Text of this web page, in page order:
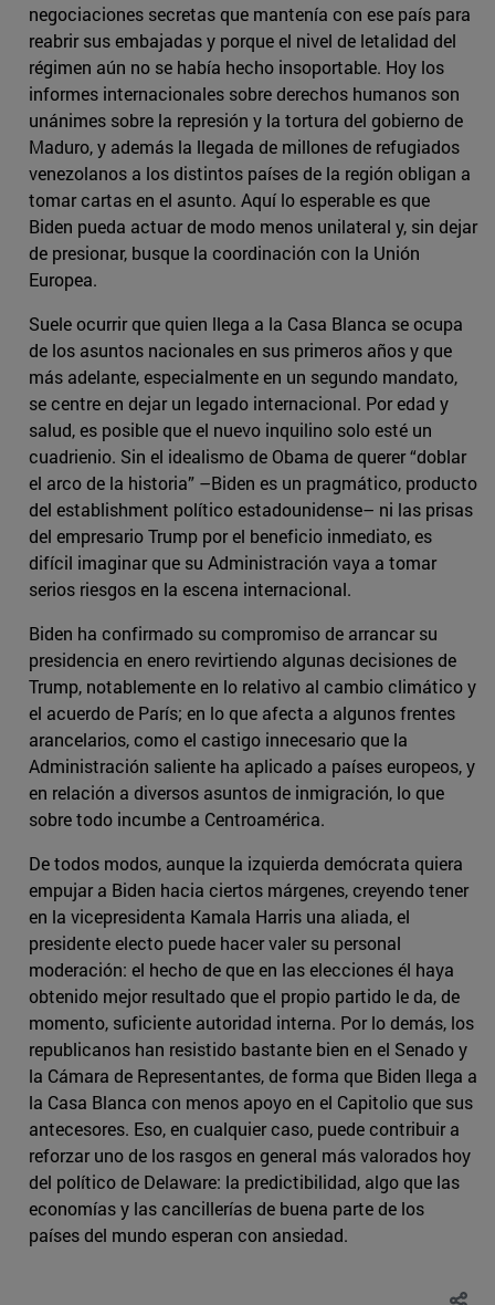
negociaciones secretas que mantenía con ese país para
reabrir sus embajadas y porque el nivel de letalidad del
régimen aún no se había hecho insoportable. Hoy los
informes internacionales sobre derechos humanos son
unánimes sobre la represión y la tortura del gobierno de
Maduro, y además la llegada de millones de refugiados
venezolanos a los distintos países de la región obligan a
tomar cartas en el asunto. Aquí lo esperable es que
Biden pueda actuar de modo menos unilateral y, sin dejar
de presionar, busque la coordinación con la Unión
Europea.
Suele ocurrir que quien llega a la Casa Blanca se ocupa
de los asuntos nacionales en sus primeros años y que
más adelante, especialmente en un segundo mandato,
se centre en dejar un legado internacional. Por edad y
salud, es posible que el nuevo inquilino solo esté un
cuadrienio. Sin el idealismo de Obama de querer “doblar
el arco de la historia” –Biden es un pragmático, producto
del establishment político estadounidense– ni las prisas
del empresario Trump por el beneficio inmediato, es
difícil imaginar que su Administración vaya a tomar
serios riesgos en la escena internacional.
Biden ha confirmado su compromiso de arrancar su
presidencia en enero revirtiendo algunas decisiones de
Trump, notablemente en lo relativo al cambio climático y
el acuerdo de París; en lo que afecta a algunos frentes
arancelarios, como el castigo innecesario que la
Administración saliente ha aplicado a países europeos, y
en relación a diversos asuntos de inmigración, lo que
sobre todo incumbe a Centroamérica.
De todos modos, aunque la izquierda demócrata quiera
empujar a Biden hacia ciertos márgenes, creyendo tener
en la vicepresidenta Kamala Harris una aliada, el
presidente electo puede hacer valer su personal
moderación: el hecho de que en las elecciones él haya
obtenido mejor resultado que el propio partido le da, de
momento, suficiente autoridad interna. Por lo demás, los
republicanos han resistido bastante bien en el Senado y
la Cámara de Representantes, de forma que Biden llega a
la Casa Blanca con menos apoyo en el Capitolio que sus
antecesores. Eso, en cualquier caso, puede contribuir a
reforzar uno de los rasgos en general más valorados hoy
del político de Delaware: la predictibilidad, algo que las
economías y las cancillerías de buena parte de los
países del mundo esperan con ansiedad.